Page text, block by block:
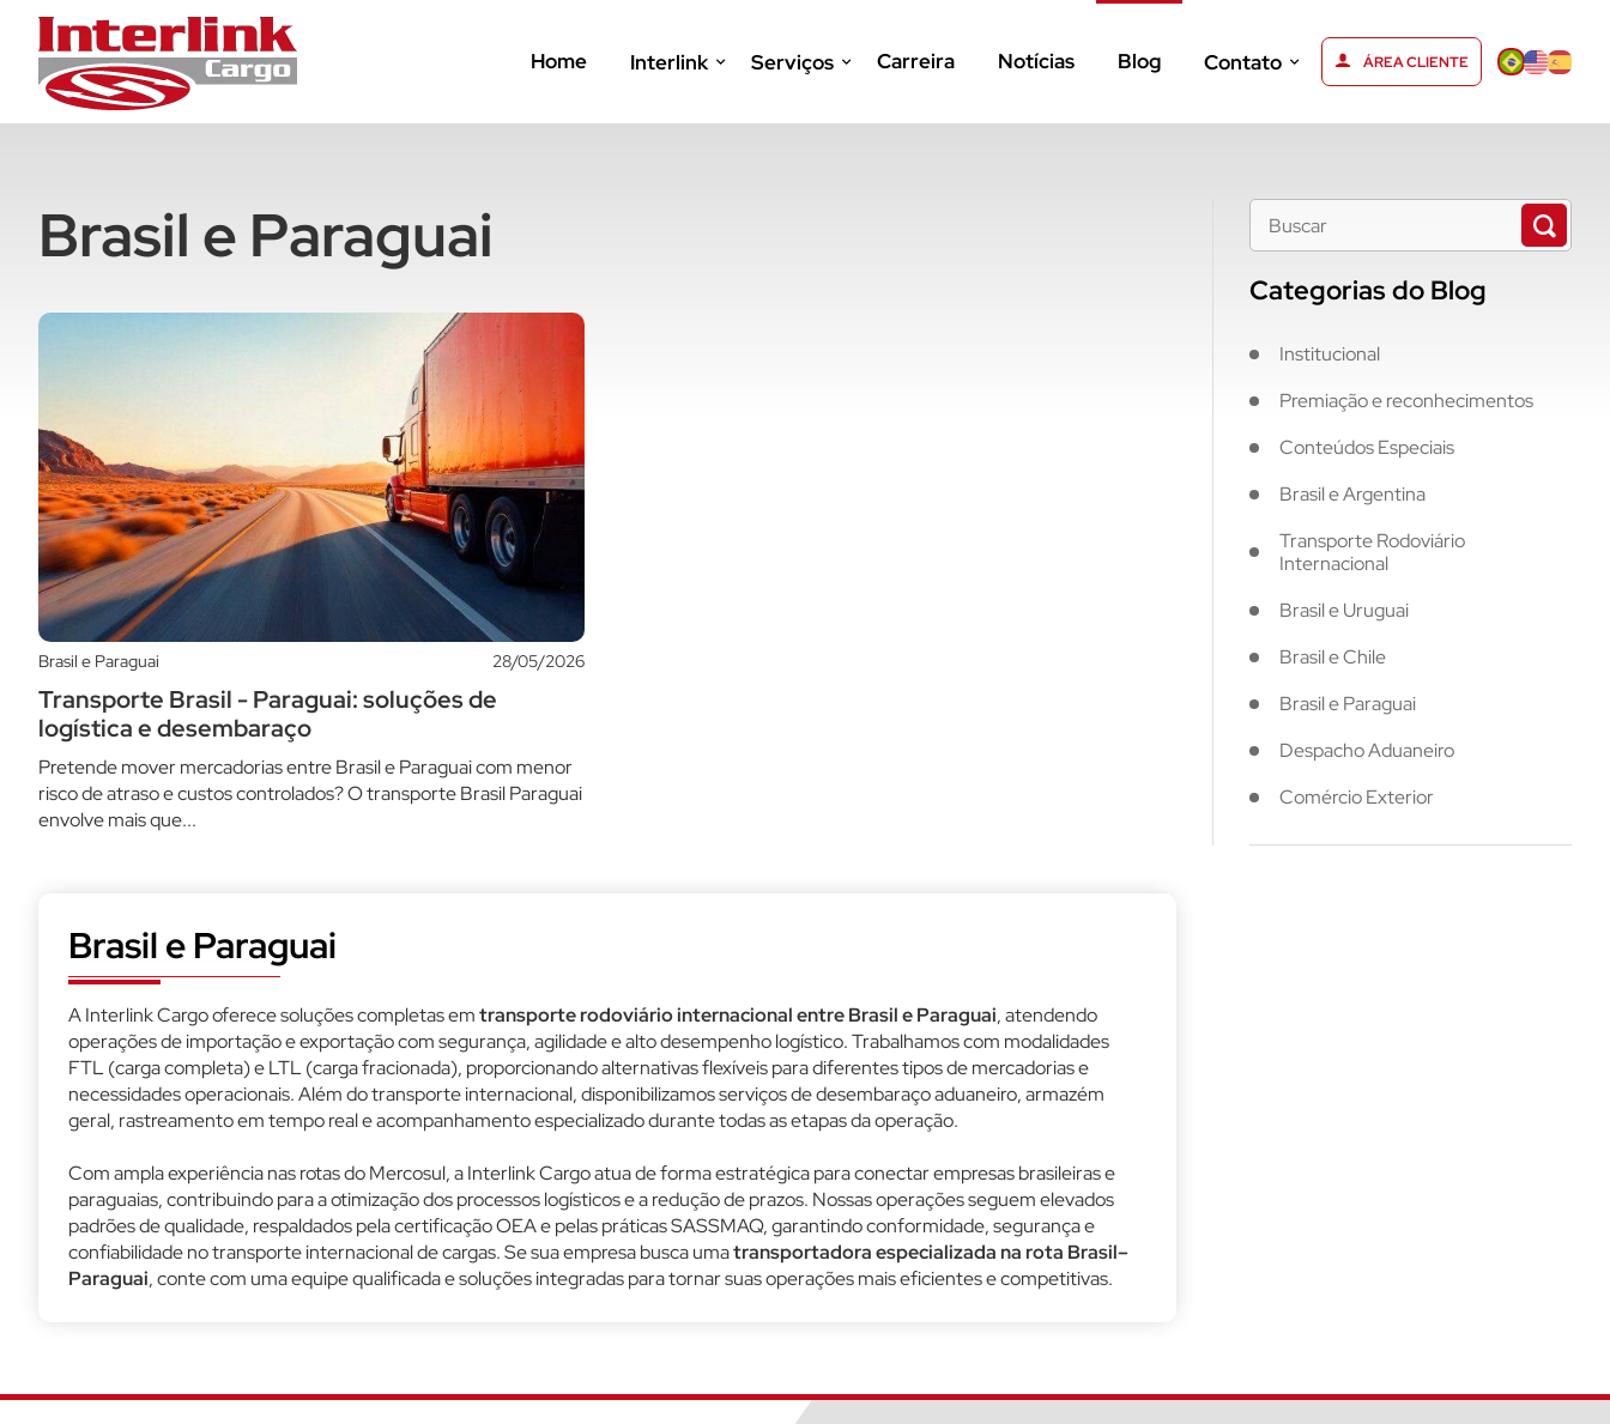
Home Interlink Serviços Carreira Notícias Blog Contato ÁREA CLIENTE
Brasil e Paraguai
Brasil e Paraguai 28/05/2026
Transporte Brasil - Paraguai: soluções de
logística e desembaraço
Pretende mover mercadorias entre Brasil e Paraguai com menor
risco de atraso e custos controlados? O transporte Brasil Paraguai
envolve mais que...
Brasil e Paraguai
A Interlink Cargo oferece soluções completas emtransporte rodoviário internacional entre Brasil e Paraguai, atendendo
operações de importação e exportação com segurança, agilidade e alto desempenho logístico. Trabalhamos com modalidades
FTL (carga completa) e LTL (carga fracionada), proporcionando alternativas flexíveis para diferentes tipos de mercadorias e
necessidades operacionais. Além do transporte internacional, disponibilizamos serviços de desembaraço aduaneiro, armazém
geral, rastreamento em tempo real e acompanhamento especializado durante todas as etapas da operação.
Com ampla experiência nas rotas do Mercosul, a Interlink Cargo atua de forma estratégica para conectar empresas brasileiras e
paraguaias, contribuindo para a otimização dos processos logísticos e a redução de prazos. Nossas operações seguem elevados
padrões de qualidade, respaldados pela certificação OEA e pelas práticas SASSMAQ, garantindo conformidade, segurança e
confiabilidade no transporte internacional de cargas. Se sua empresa busca umatransportadora especializada na rota Brasil–
Paraguai, conte com uma equipe qualificada e soluções integradas para tornar suas operações mais eficientes e competitivas.
Categorias do Blog
Institucional
Premiação e reconhecimentos
Conteúdos Especiais
Brasil e Argentina
Transporte Rodoviário
Internacional
Brasil e Uruguai
Brasil e Chile
Brasil e Paraguai
Despacho Aduaneiro
Comércio Exterior